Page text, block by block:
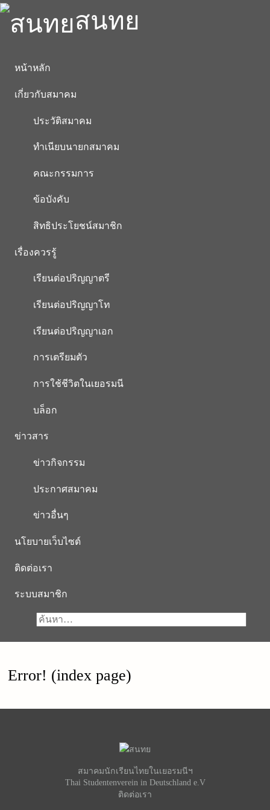
สนทย
หน้าหลัก
เกี่ยวกับสมาคม
ประวัติสมาคม
ทำเนียบนายกสมาคม
คณะกรรมการ
ข้อบังคับ
สิทธิประโยชน์สมาชิก
เรื่องควรรู้
เรียนต่อปริญญาตรี
เรียนต่อปริญญาโท
เรียนต่อปริญญาเอก
การเตรียมตัว
การใช้ชีวิตในเยอรมนี
บล็อก
ข่าวสาร
ข่าวกิจกรรม
ประกาศสมาคม
ข่าวอื่นๆ
นโยบายเว็บไซต์
ติดต่อเรา
ระบบสมาชิก
Error! (index page)
สมาคมนักเรียนไทยในเยอรมนีฯ
Thai Studentenverein in Deutschland e.V
ติดต่อเรา